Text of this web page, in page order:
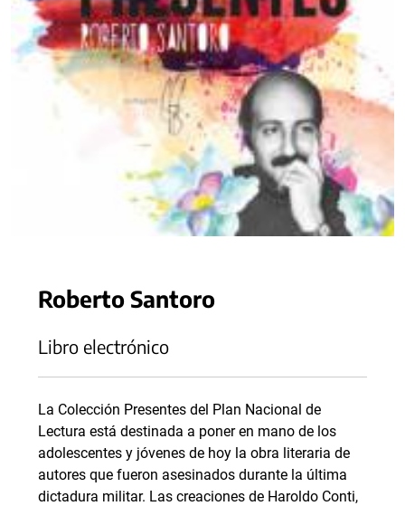
Roberto Santoro
Libro electrónico
La Colección Presentes del Plan Nacional de
Lectura está destinada a poner en mano de los
adolescentes y jóvenes de hoy la obra literaria de
autores que fueron asesinados durante la última
dictadura militar. Las creaciones de Haroldo Conti,